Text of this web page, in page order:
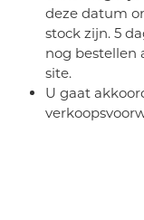
deze datum
stock zijn. 5
nog bestellen
site.
U gaat